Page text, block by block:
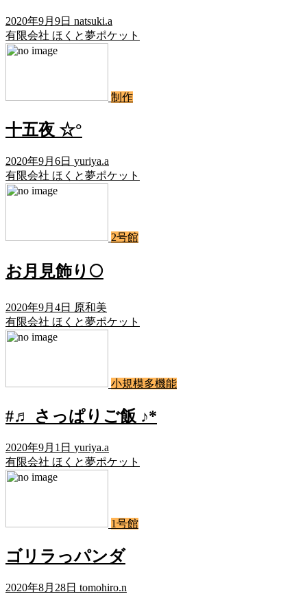
2020年9月9日 natsuki.a
有限会社 ほくと夢ポケット
制作
十五夜 ☆°
2020年9月6日 yuriya.a
有限会社 ほくと夢ポケット
2号館
お月見飾り🌕
2020年9月4日 原和美
有限会社 ほくと夢ポケット
小規模多機能
#♬ さっぱりご飯 ♪*
2020年9月1日 yuriya.a
有限会社 ほくと夢ポケット
1号館
ゴリラっパンダ
2020年8月28日 tomohiro.n